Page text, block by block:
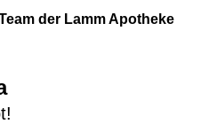
der Lamm Apotheke